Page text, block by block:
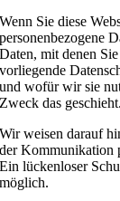
Wenn Sie diese
personenbezogene
Daten, mit denen
vorliegende
und wofür wir sie
Zweck das geschieht.
Wir weisen darauf
der Kommunikation
Ein lückenloser
möglich.